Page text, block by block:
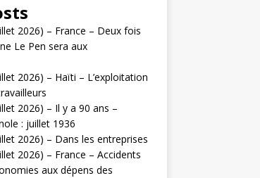
2026) – France – Deux fois
Le Pen sera aux
2026) – Haïti – L’exploitation
2026) – Il y a 90 ans –
: juillet 1936
2026) – Dans les entreprises
2026) – France – Accidents
aux dépens des